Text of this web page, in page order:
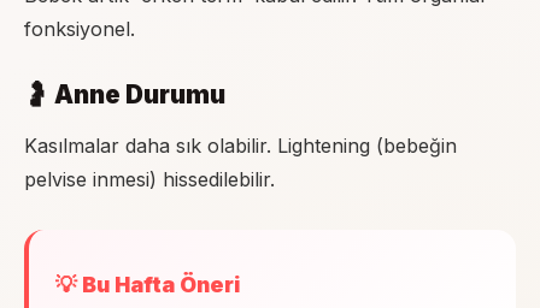
fonksiyonel.
🤰 Anne Durumu
Kasılmalar daha sık olabilir. Lightening (bebeğin
pelvise inmesi) hissedilebilir.
💡 Bu Hafta Öneri